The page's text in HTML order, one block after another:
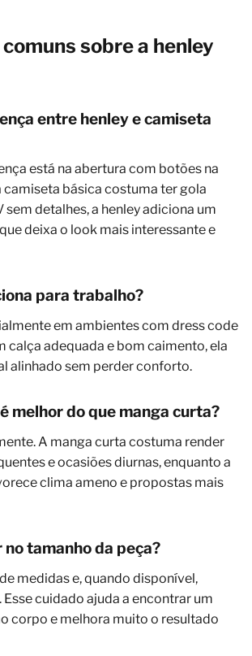
sobre a henley
entre henley e camiseta
está na abertura com botões na
camiseta básica costuma ter gola
sem detalhes, a henley adiciona um
deixa o look mais interessante e
para trabalho?
em ambientes com dress code
calça adequada e bom caimento, ela
alinhado sem perder conforto.
melhor do que manga curta?
A manga curta costuma render
e ocasiões diurnas, enquanto a
clima ameno e propostas mais
tamanho da peça?
medidas e, quando disponível,
cuidado ajuda a encontrar um
corpo e melhora muito o resultado